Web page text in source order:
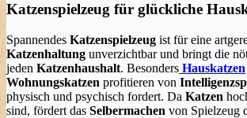
Katzenspielzeug für glückliche
Spannendes Katzenspielzeug ist für eine
Katzenhaltung unverzichtbar und bringt die
jeden Katzenhaushalt. Besonders Hauskatzen
Wohnungskatzen profitieren von
physisch und psychisch fordert. Da Katzen
sind, fördert das Selbermachen von Spielzeug